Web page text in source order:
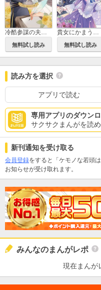
冷酷参謀の夫婦円満計画※なお、遂行まで十年【単行本版】
無料試し読み
貴女にかまう暇はないと言われた侯爵令嬢の幸せすぎる末路【単行本版】
無料試し読み
読み方を選択
アプリで読む
専用アプリのダウン
サクサクまんがを読め
新刊通知を受け取る
会員登録をすると「ケモノな若頭
お知らせが受け取れます。
みんなのまんがレポ
現在まんが